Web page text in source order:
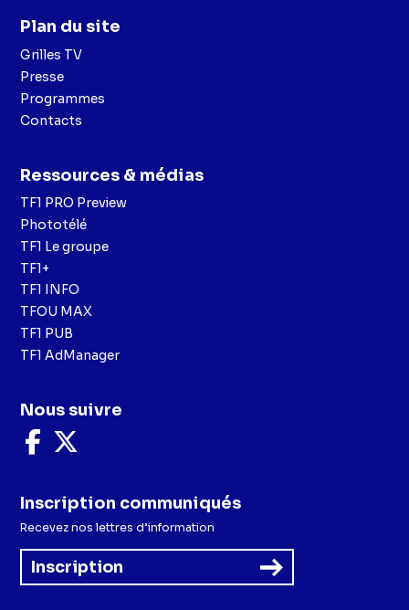
Plan du site
Grilles TV
Presse
Programmes
Contacts
Ressources & médias
TF1 PRO Preview
Phototélé
TF1 Le groupe
TF1+
TF1 INFO
TFOU MAX
TF1 PUB
TF1 AdManager
Nous suivre
Nous
suivre
Facebook
X
Inscription communiqués
Recevez nos lettres d’information
Inscription